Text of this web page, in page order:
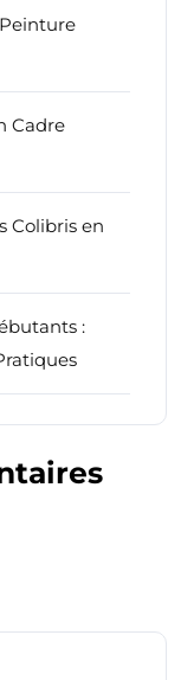
Cadre
Colibris en
: